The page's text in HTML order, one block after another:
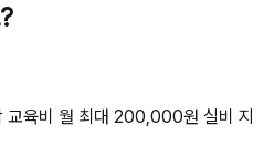
교육비 월 최대 200,000원 실비 지